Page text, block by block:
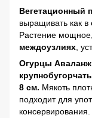
Вегетационный
выращивать как в
Растение мощное,
междоузлиях ,
Огурцы Аваланж
8 см. Мякоть
подходит для
консервирования.